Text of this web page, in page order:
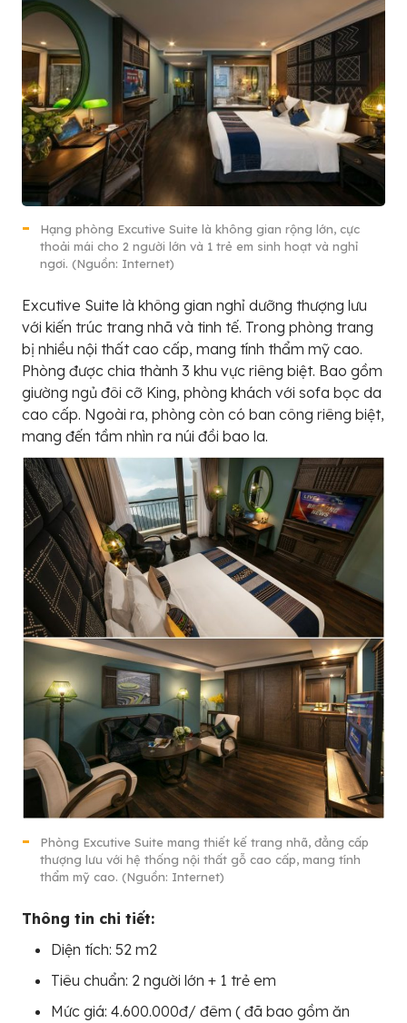
Hạng phòng Excutive Suite là không gian rộng lớn, cực
thoải mái cho 2 người lớn và 1 trẻ em sinh hoạt và nghỉ
ngơi. (Nguồn: Internet)
Excutive Suite là không gian nghỉ dưỡng thượng lưu
với kiến trúc trang nhã và tinh tế. Trong phòng trang
bị nhiều nội thất cao cấp, mang tính thẩm mỹ cao.
Phòng được chia thành 3 khu vực riêng biệt. Bao gồm
giường ngủ đôi cỡ King, phòng khách với sofa bọc da
cao cấp. Ngoài ra, phòng còn có ban công riêng biệt,
mang đến tầm nhìn ra núi đồi bao la.
Phòng Excutive Suite mang thiết kế trang nhã, đẳng cấp
thượng lưu với hệ thống nội thất gỗ cao cấp, mang tính
thẩm mỹ cao. (Nguồn: Internet)
Thông tin chi tiết:
Diện tích: 52 m2
Tiêu chuẩn: 2 người lớn + 1 trẻ em
Mức giá: 4.600.000đ/ đêm ( đã bao gồm ăn